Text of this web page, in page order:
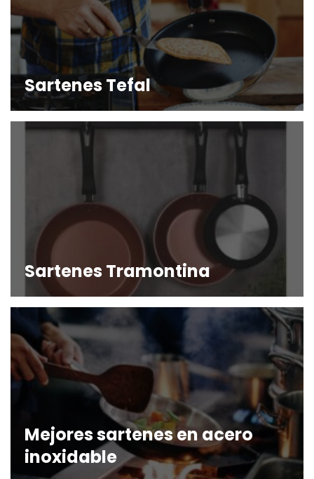
Sartenes Tefal
Sartenes Tramontina
Mejores sartenes en acero
inoxidable